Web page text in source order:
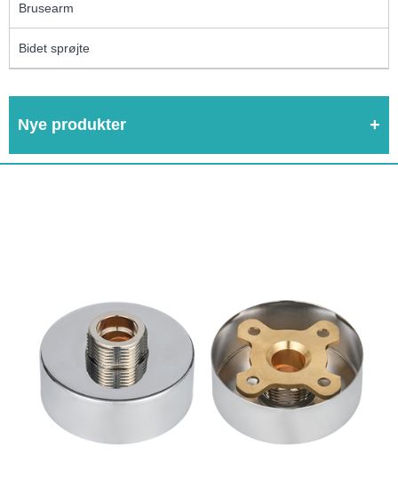
Brusearm
Bidet sprøjte
Nye produkter